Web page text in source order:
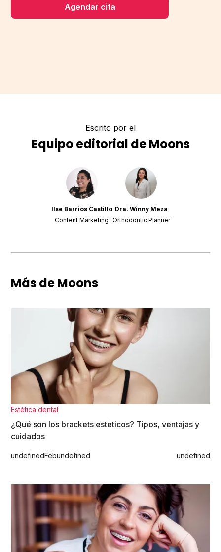
Agendar cita
Escrito por el
Equipo editorial de Moons
Ilse Barrios Castillo
Content Marketing
Dra. Winny Meza
Orthodontic Planner
Más de Moons
Estética dental
¿Qué son los brackets estéticos? Tipos, ventajas y
cuidados
undefinedFebundefined undefined